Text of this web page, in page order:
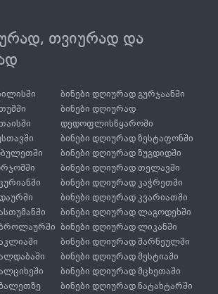
თვიურად და
ბინები დღიურად გურჯაანში
ბინები დღიურად
დედოფლისწყაროში
ბინები დღიურად ზესტაფონში
ბინები დღიურად ზუგდიდში
ბინები დღიურად თელავში
ბინები დღიურად კაჭრეთში
ბინები დღიურად კვარიათში
ბინები დღიურად ლაგოდეხში
ბინები დღიურად ლიკანში
ბინები დღიურად მარნეულში
ბინები დღიურად მესტიაში
ბინები დღიურად მცხეთაში
ბინები დღიურად ნატახტარში